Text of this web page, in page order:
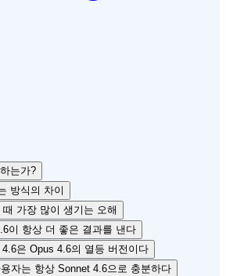
는가?
방식의 차이
가장 많이 생기는 오해
이 항상 더 좋은 결과를 낸다
은 Opus 4.6의 열등 버전이다
자는 항상 Sonnet 4.6으로 충분하다